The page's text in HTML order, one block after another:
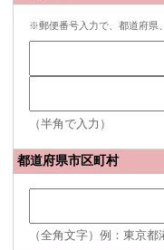
※郵便番号入力で、都道府県
（半角で入力）
都道府県市区町村
（全角文字）例：東京都